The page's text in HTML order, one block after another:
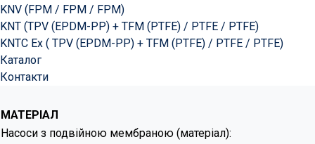
KNV (FPM / FPM / FPM)
KNT (TPV (EPDM-PP) + TFM (PTFE) / PTFE / PTFE)
KNTC Ex ( TPV (EPDM-PP) + TFM (PTFE) / PTFE / PTFE)
Каталог
Контакти
МАТЕРІАЛ
Насоси з подвійною мембраною (матеріал):